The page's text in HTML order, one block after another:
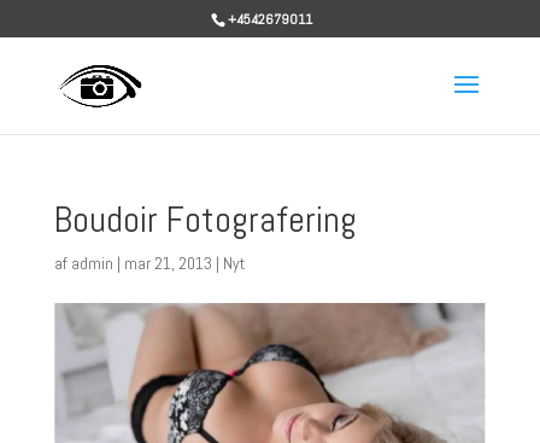
+4542679011
Boudoir Fotografering
af admin | mar 21, 2013 | Nyt